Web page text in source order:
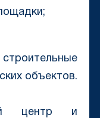
объектов.
центр и